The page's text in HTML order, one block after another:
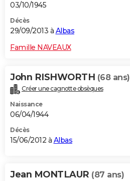
03/10/1945
Décès
29/09/2013 à Albas
Famille NAVEAUX
John RISHWORTH (68 ans)
Créer une cagnotte obsèques
Naissance
06/04/1944
Décès
15/06/2012 à Albas
Jean MONTLAUR (87 ans)